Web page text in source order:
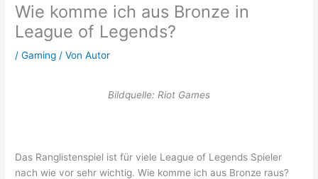
Wie komme ich aus Bronze in
League of Legends?
/Gaming / VonAutor
Bildquelle: Riot Games
Das Ranglistenspiel ist für viele League of Legends Spieler
nach wie vor sehr wichtig. Wie komme ich aus Bronze raus?